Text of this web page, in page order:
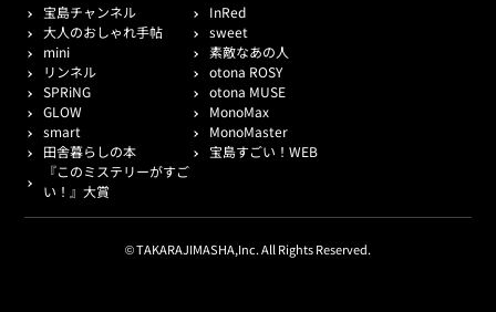
宝島チャンネル
InRed
大人のおしゃれ手帖
sweet
mini
素敵なあの人
リンネル
otona ROSY
SPRiNG
otona MUSE
GLOW
MonoMax
smart
MonoMaster
田舎暮らしの本
宝島すごい！WEB
『このミステリーがすご
い！』大賞
© TAKARAJIMASHA,Inc. All Rights Reserved.